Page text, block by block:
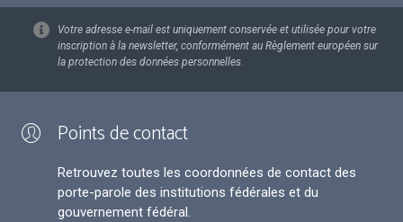
Votre adresse e-mail est uniquement conservée et utilisée pour votre
inscription à la newsletter, conformément au Règlement européen sur
la protection des données personnelles.
Points de contact
Retrouvez toutes les coordonnées de contact des
porte-parole des institutions fédérales et du
gouvernement fédéral.